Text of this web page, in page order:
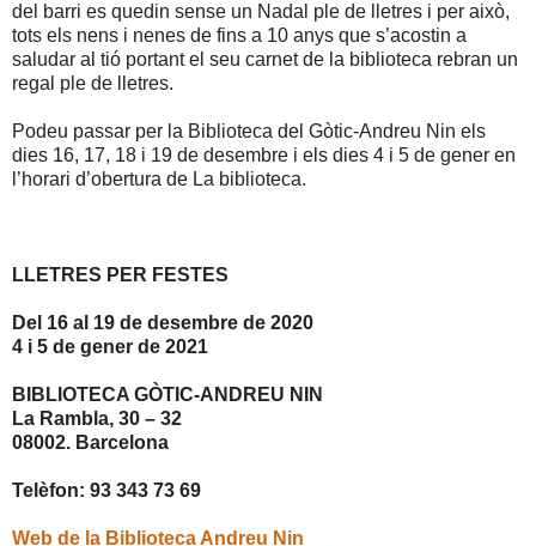
del barri es quedin sense un Nadal ple de lletres i per això,
tots els nens i nenes de fins a 10 anys que s’acostin a
saludar al tió portant el seu carnet de la biblioteca rebran un
regal ple de lletres.
Podeu passar per la Biblioteca del Gòtic-Andreu Nin els
dies 16, 17, 18 i 19 de desembre i els dies 4 i 5 de gener en
l’horari d’obertura de La biblioteca.
LLETRES PER FESTES
Del 16 al 19 de desembre de 2020
4 i 5 de gener de 2021
BIBLIOTECA GÒTIC-ANDREU NIN
La Rambla, 30 – 32
08002. Barcelona
Telèfon: 93 343 73 69
Web de la Biblioteca Andreu Nin